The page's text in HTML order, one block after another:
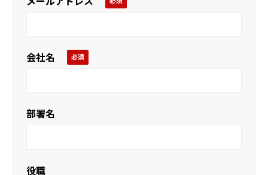
会社名
部署名
役職